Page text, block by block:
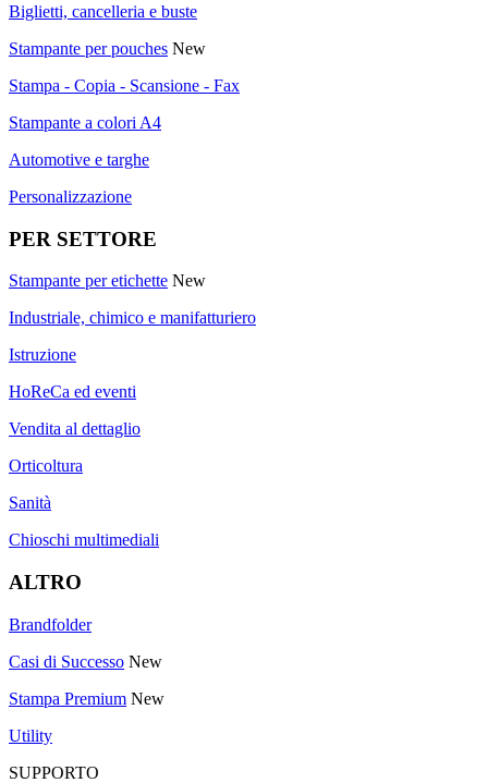
Biglietti, cancelleria e buste
Stampante per pouches New
Stampa - Copia - Scansione - Fax
Stampante a colori A4
Automotive e targhe
Personalizzazione
PER SETTORE
Stampante per etichette New
Industriale, chimico e manifatturiero
Istruzione
HoReCa ed eventi
Vendita al dettaglio
Orticoltura
Sanità
Chioschi multimediali
ALTRO
Brandfolder
Casi di Successo New
Stampa Premium New
Utility
SUPPORTO